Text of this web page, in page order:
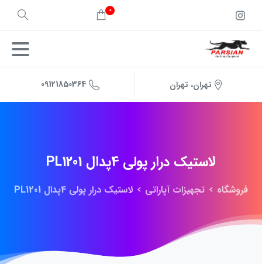
0
تهران، تهران 09121850364
لاستیک درارپولی 4پدال PL1201
فروشگاه تجهیزات آپاراتی لاستیک درار پولی 4پدال PL1201